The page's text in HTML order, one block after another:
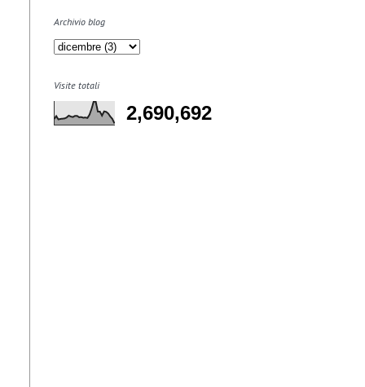
Archivio blog
Visite totali
2,690,692